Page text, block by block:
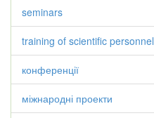
seminars
training of scientific personnel
конференції
міжнародні проекти